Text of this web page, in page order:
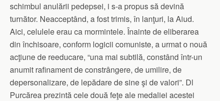
schimbul anulării pedepsei, i s-a propus să devină
turnător. Neacceptând, a fost trimis, în lanţuri, la Aiud.
Aici, celulele erau ca mormintele. Înainte de eliberarea
din închisoare, conform logicii comuniste, a urmat o nouă
acţiune de reeducare, “una mai subtilă, constând într-un
anumit rafinament de constrângere, de umilire, de
depersonalizare, de lepădare de sine şi de valori”. Dl
Purcărea prezintă cele două feţe ale medaliei acestei